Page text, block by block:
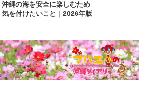
沖縄の海を安全に楽しむため
気を付けたいこと｜2026年版